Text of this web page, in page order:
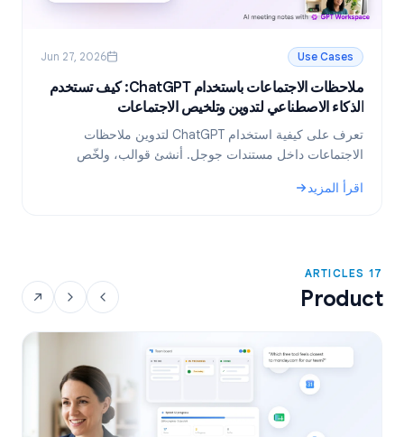
Use Cases
Jun 27, 2026
ملاحظات الاجتماعات باستخدام ChatGPT: كيف تستخدم
الذكاء الاصطناعي لتدوين وتلخيص الاجتماعات
تعرف على كيفية استخدام ChatGPT لتدوين ملاحظات
الاجتماعات داخل مستندات جوجل. أنشئ قوالب، ولخّص
Workspace.
اقرأ المزيد
: ملاحظات الاجتماعات باستخدام ChatGPT: كيف تستخدم الذكاء الاصطناعي لتدوين وتلخيص الاجتماعات
17 ARTICLES
Product